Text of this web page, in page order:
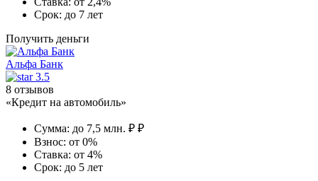
Срок: до 7 лет
Получить деньги
Альфа Банк
3.5
8 отзывов
«Кредит на автомобиль»
Сумма: до 7,5 млн. ₽ ₽
Взнос: от 0%
Ставка: от 4%
Срок: до 5 лет